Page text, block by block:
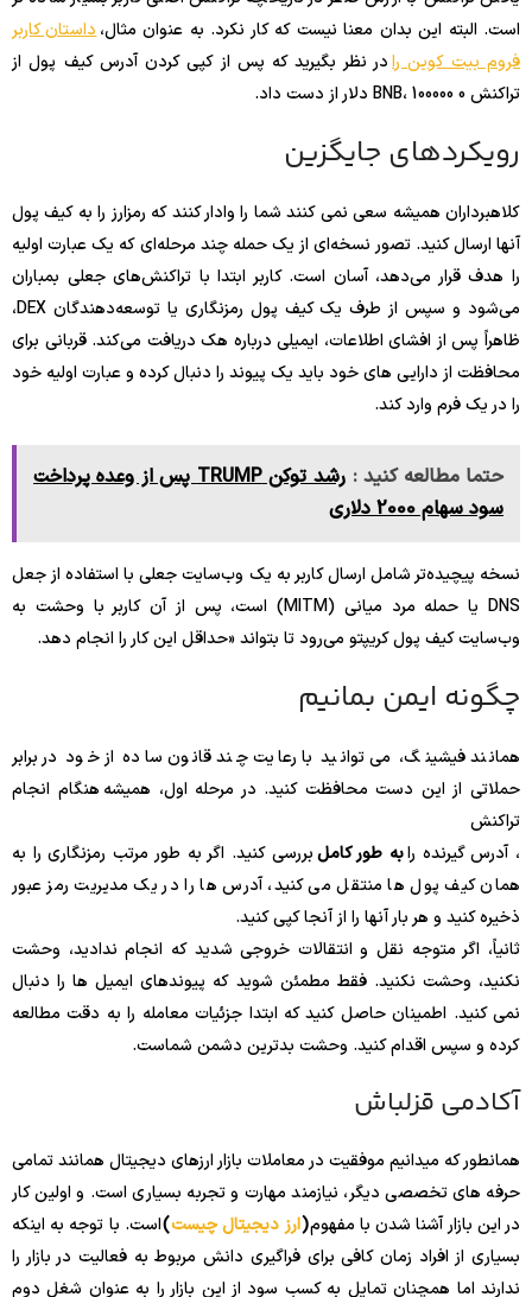
است. البته این بدان معنا نیست که کار نکرد. به عنوان مثال،داستان کاربر
فروم بیت کوین رادر نظر بگیرید که پس از کپی کردن آدرس کیف پول از
تراکنش 0 BNB، 100000 دلار از دست داد.
رویکردهای جایگزین
کلاهبرداران همیشه سعی نمی کنند شما را وادار کنند که رمزارز را به کیف پول
آنها ارسال کنید. تصور نسخه‌ای از یک حمله چند مرحله‌ای که یک عبارت اولیه
را هدف قرار می‌دهد، آسان است. کاربر ابتدا با تراکنش‌های جعلی بمباران
می‌شود و سپس از طرف یک کیف پول رمزنگاری یا توسعه‌دهندگان DEX،
ظاهراً پس از افشای اطلاعات، ایمیلی درباره هک دریافت می‌کند. قربانی برای
محافظت از دارایی های خود باید یک پیوند را دنبال کرده و عبارت اولیه خود
را در یک فرم وارد کند.
حتما مطالعه کنید :
رشد توکن TRUMP پس از وعده پرداخت
سود سهام 2000 دلاری
نسخه پیچیده‌تر شامل ارسال کاربر به یک وب‌سایت جعلی با استفاده از جعل
DNS یا حمله مرد میانی (MITM) است، پس از آن کاربر با وحشت به
وب‌سایت کیف پول کریپتو می‌رود تا بتواند «حداقل این کار را انجام دهد.
چگونه ایمن بمانیم
همانند فیشینگ، می توانید با رعایت چند قانون ساده از خود در برابر
حملاتی از این دست محافظت کنید. در مرحله اول، همیشه هنگام انجام
تراکنش
، آدرس گیرنده رابه طور کاملبررسی کنید. اگر به طور مرتب رمزنگاری را به
همان کیف پول ها منتقل می کنید، آدرس ها را در یک مدیریت رمز عبور
ذخیره کنید و هر بار آنها را از آنجا کپی کنید.
ثانیاً، اگر متوجه نقل و انتقالات خروجی شدید که انجام ندادید، وحشت
نکنید، وحشت نکنید. فقط مطمئن شوید که پیوندهای ایمیل ها را دنبال
نمی کنید. اطمینان حاصل کنید که ابتدا جزئیات معامله را به دقت مطالعه
کرده و سپس اقدام کنید. وحشت بدترین دشمن شماست.
آکادمی قزلباش
همانطور که میدانیم موفقیت در معاملات بازار ارزهای دیجیتال همانند تمامی
حرفه های تخصصی دیگر، نیازمند مهارت و تجربه بسیاری است. و اولین کار
در این بازار آشنا شدن با مفهوم(ارز دیجیتال چیست)است. با توجه به اینکه
بسیاری از افراد زمان کافی برای فراگیری دانش مربوط به فعالیت در بازار را
ندارند اما همچنان تمایل به کسب سود از این بازار را به عنوان شغل دوم